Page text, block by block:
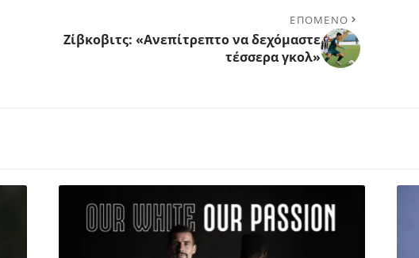
ΕΠΟΜΕΝΟ
Ζίβκοβιτς: «Ανεπίτρεπτο να δεχόμαστε
τέσσερα γκολ»